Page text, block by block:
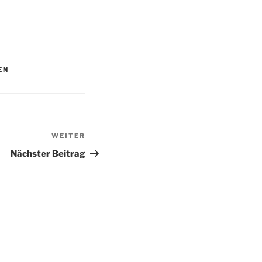
Beitrag
WEITER
Nächster Beitrag